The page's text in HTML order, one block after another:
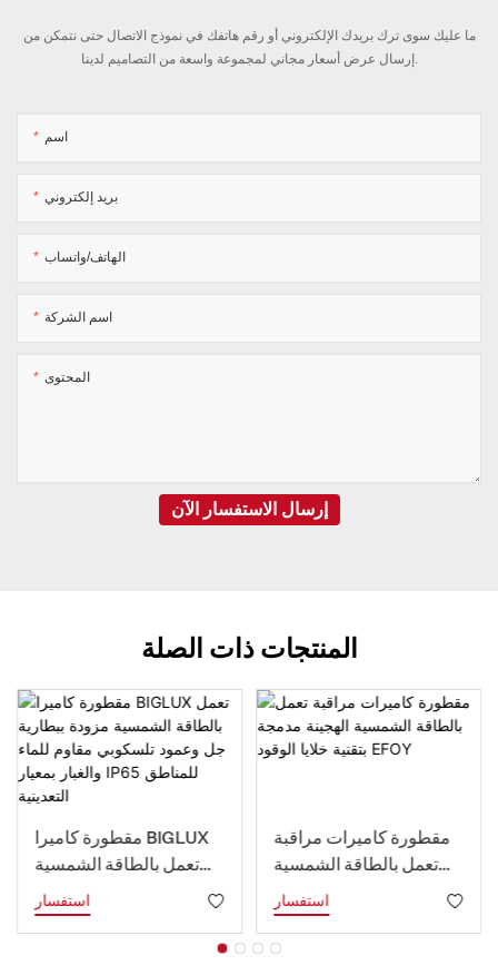
ما عليك سوى ترك بريدك الإلكتروني أو رقم هاتفك في نموذج الاتصال حتى نتمكن من
إرسال عرض أسعار مجاني لمجموعة واسعة من التصاميم لدينا.
اسم
بريد إلكتروني
الهاتف/واتساب
اسم الشركة
المحتوى
إرسال الاستفسار الآن
المنتجات ذات الصلة
مقطورة كاميرا BIGLUX
تعمل بالطاقة الشمسية
مزودة ببطارية جل وعمود
تلسكوبي مقاوم للماء
استفسار
مقطورة كاميرات مراقبة
تعمل بالطاقة الشمسية
الهجينة مدمجة بتقنية خلايا
الوقود EFOY
استفسار